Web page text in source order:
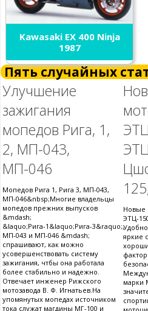
Kawasaki EX 400 Ninja
1987
Пять случайных
Улучшение
зажигания
мопедов Рига, 1,
2, МП-043,
МП-046
Мопедов Рига 1, Рига 3, МП-043,
МП-046&nbsp;Многие владельцы
мопедов прежних выпусков
&mdash;
&laquo;Рига-1&laquo;Рига-3&raquo;,
МП-043 и МП-046 &mdash;
спрашивают, как можно
усовершенствовать систему
зажигания, чтбы она работала
более стабильно и надежно.
Отвечает инженер Рижского
мотозавода В. Ф. Игнатьев.На
упомянутых мопедах источником
тока служат магдины МГ-100 и
Новые
ЭТЦ-
яркие
марки